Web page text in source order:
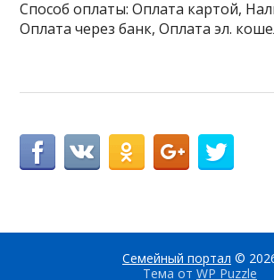
Способ оплаты: Оплата картой,
Оплата через банк, Оплата эл.
Семейный портал ©
Тема от WP Puzzle